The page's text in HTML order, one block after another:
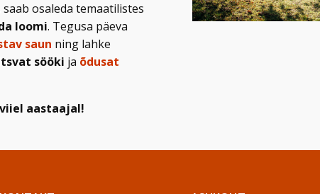
saab osaleda temaatilistes
loomi. Tegusa päeva
saun ning lahke
sööki ja õdusat
aastaajal!